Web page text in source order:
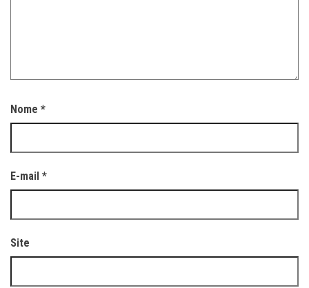
Nome *
E-mail *
Site